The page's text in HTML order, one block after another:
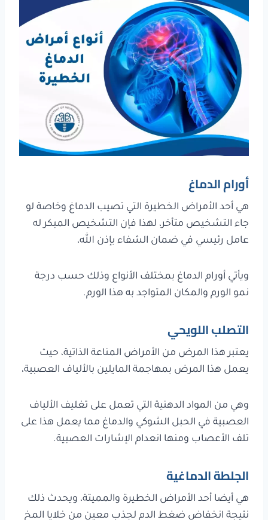
أورام الدماغ
هي أحد الأمراض الخطيرة التي تصيب الدماغ وخاصة لو
جاء التشخيص متأخر، لهذا فإن التشخيص المبكر له
عامل رئيسي في ضمان الشفاء بإذن الله،
ويأتي أورام الدماغ بمختلف الأنواع وذلك حسب درجة
نمو الورم والمكان المتواجد به هذا الورم.
التصلب اللويحي
يعتبر هذا المرض من الأمراض المناعة الذاتية، حيث
يعمل هذا المرض بمهاجمة المايلين بالألياف العصبية،
وهي من المواد الدهنية التي تعمل على تغليف الألياف
العصبية في الحبل الشوكي والدماغ مما يعمل هذا على
تلف الأعصاب ومنها انعدام الإشارات العصبية.
الجلطة الدماغية
هي أيضا أحد الأمراض الخطيرة والمميتة، ويحدث ذلك
نتيجة انخفاض ضغط الدم لجذب معين من خلايا المخ